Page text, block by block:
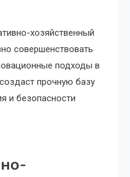
хозяйственный
совершенствовать
подходы в
прочную базу
и безопасности